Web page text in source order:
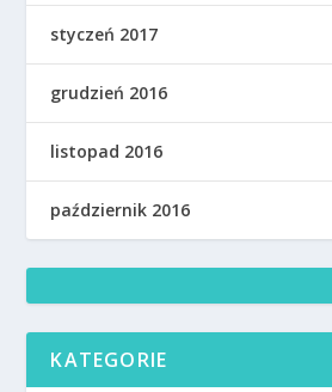
styczeń 2017
grudzień 2016
listopad 2016
październik 2016
KATEGORIE